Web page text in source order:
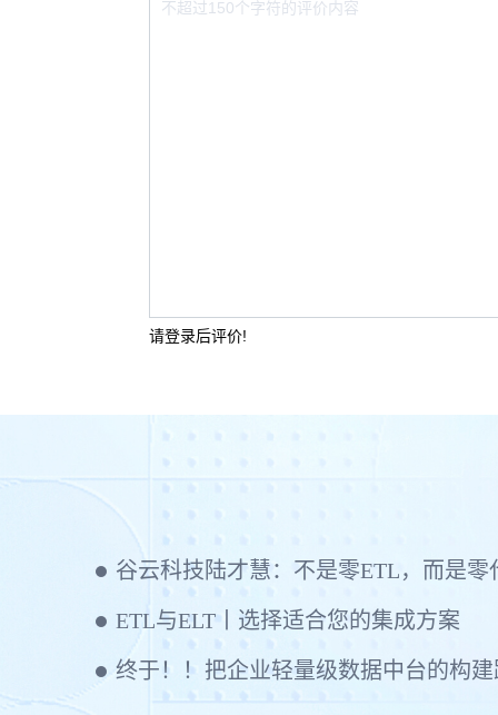
请登录后评价!
ETL与ELT丨选择适合您的集成方案
终于！！把企业轻量级数据中台的构